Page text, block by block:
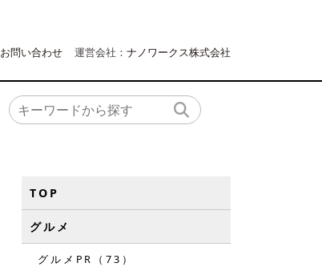
お問い合わせ 運営会社： ナノワークス株式会社
TOP
グルメ
グルメPR（73）